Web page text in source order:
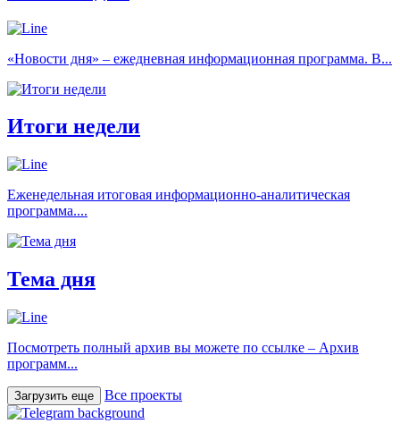
«Новости дня» – ежедневная информационная программа. В...
Итоги недели
Еженедельная итоговая информационно-аналитическая
программа....
Тема дня
Посмотреть полный архив вы можете по ссылке – Архив
программ...
Загрузить еще Все проекты